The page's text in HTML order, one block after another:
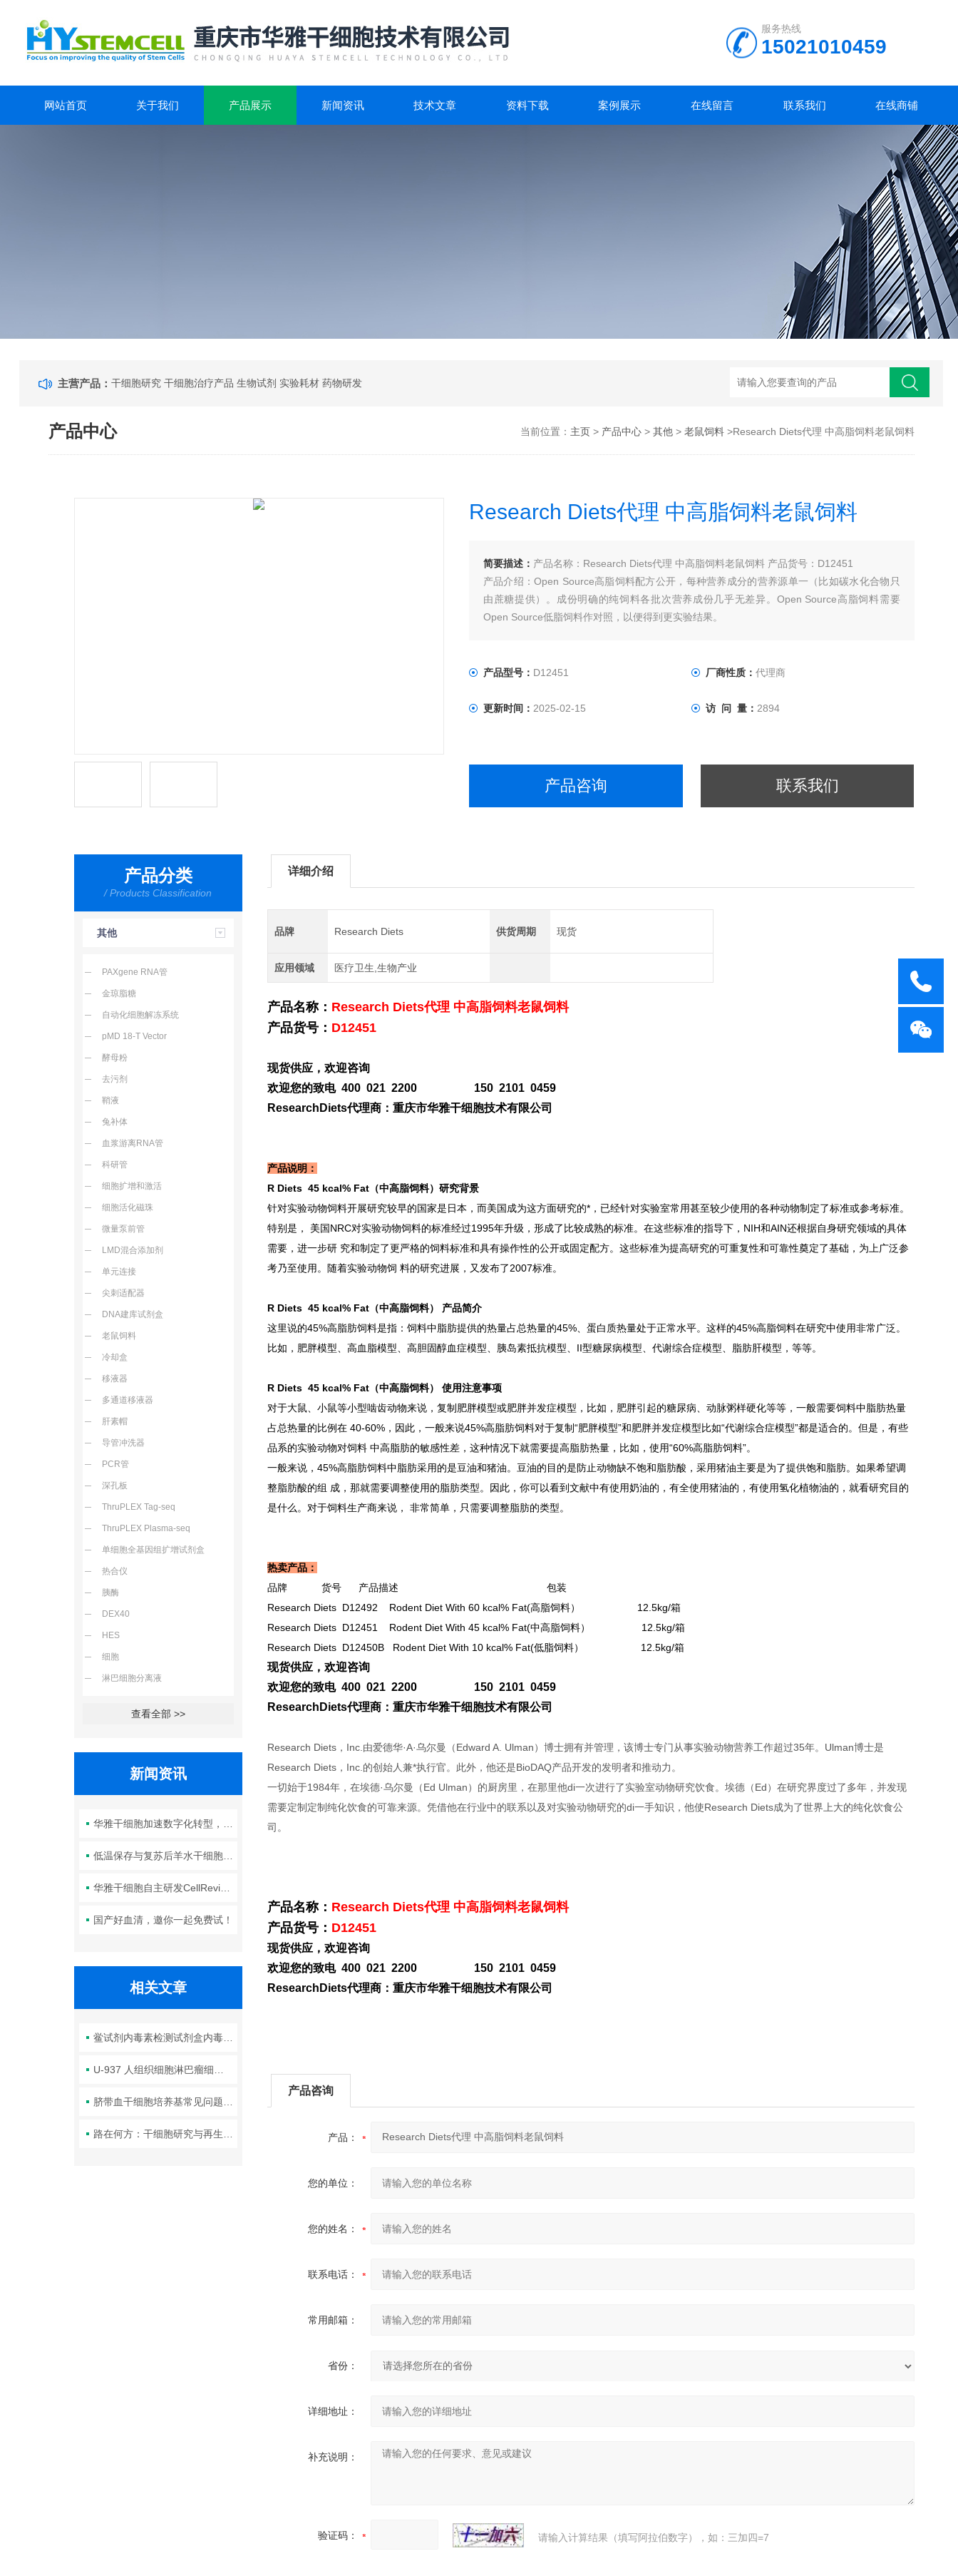
服务热线
15021010459
网站首页 关于我们 产品展示 新闻资讯 技术文章 资料下载 案例展示 在线留言 联系我们 在线商铺
主营产品：干细胞研究 干细胞治疗产品 生物试剂 实验耗材 药物研发
产品中心 当前位置： 主页> 产品中心> 其他> 老鼠饲料>Research Diets代理 中高脂饲料老鼠饲料
Research Diets代理 中高脂饲料老鼠饲料
简要描述： 产品名称：Research Diets代理 中高脂饲料老鼠饲料 产品货号：D12451
产品介绍：Open Source高脂饲料配方公开，每种营养成分的营养源单一（比如碳水化合物只
由蔗糖提供）。成份明确的纯饲料各批次营养成份几乎无差异。Open Source高脂饲料需要
Open Source低脂饲料作对照，以便得到更实验结果。
产品型号： D12451 厂商性质：代理商
更新时间： 2025-02-15 访 问 量： 2894
产品咨询 联系我们
产品分类
/ Products Classification
其他
PAXgene RNA管
金琼脂糖
自动化细胞解冻系统
pMD 18-T Vector
酵母粉
去污剂
鞘液
兔补体
血浆游离RNA管
科研管
细胞扩增和激活
细胞活化磁珠
微量泵前管
LMD混合添加剂
单元连接
尖刺适配器
DNA建库试剂盒
老鼠饲料
冷却盒
移液器
多通道移液器
肝素帽
导管冲洗器
PCR管
深孔板
ThruPLEX Tag-seq
ThruPLEX Plasma-seq
单细胞全基因组扩增试剂盒
热合仪
胰酶
DEX40
HES
细胞
淋巴细胞分离液
查看全部 >>
新闻资讯
国产好血清，邀你一起免费试！
相关文章
详细介绍
品牌 Research Diets 供货周期 现货
应用领域 医疗卫生,生物产业
产品名称： Research Diets代理 中高脂饲料老鼠饲料
产品货号： D12451
现货供应，欢迎咨询
欢迎您的致电 400 021 2200 150 2101 0459
ResearchDiets代理商：重庆市华雅干细胞技术有限公司
产品说明：
R Diets 45 kcal% Fat （中高脂饲料）研究背景
针对实验动物饲料开展研究较早的国家是日本，而美国成为这方面研究的*，已经针对实验室常用甚至较少使用的各种动物制定了标准或参考标准。
特别是， 美国NRC对实验动物饲料的标准经过1995年升级，形成了比较成熟的标准。在这些标准的指导下，NIH和AIN还根据自身研究领域的具体
需要，进一步研 究和制定了更严格的饲料标准和具有操作性的公开或固定配方。这些标准为提高研究的可重复性和可靠性奠定了基础，为上广泛参
考乃至使用。随着实验动物饲 料的研究进展，又发布了2007标准。
R Diets 45 kcal% Fat （中高脂饲料） 产品简介
这里说的45%高脂肪饲料是指：饲料中脂肪提供的热量占总热量的45%、蛋白质热量处于正常水平。这样的45%高脂饲料在研究中使用非常广泛。
比如，肥胖模型、高血脂模型、高胆固醇血症模型、胰岛素抵抗模型、II型糖尿病模型、代谢综合症模型、脂肪肝模型，等等。
R Diets 45 kcal% Fat （中高脂饲料） 使用注意事项
对于大鼠、小鼠等小型啮齿动物来说，复制肥胖模型或肥胖并发症模型，比如，肥胖引起的糖尿病、动脉粥样硬化等等，一般需要饲料中脂肪热量
占总热量的比例在 40-60%，因此，一般来说45%高脂肪饲料对于复制“肥胖模型”和肥胖并发症模型比如“代谢综合症模型”都是适合的。但是，有些
品系的实验动物对饲料 中高脂肪的敏感性差，这种情况下就需要提高脂肪热量，比如，使用“60%高脂肪饲料”。
一般来说，45%高脂肪饲料中脂肪采用的是豆油和猪油。豆油的目的是防止动物缺不饱和脂肪酸，采用猪油主要是为了提供饱和脂肪。如果希望调
整脂肪酸的组 成，那就需要调整使用的脂肪类型。因此，你可以看到文献中有使用奶油的，有全使用猪油的，有使用氢化植物油的，就看研究目的
是什么。对于饲料生产商来说， 非常简单，只需要调整脂肪的类型。
热卖产品：
品牌 货号 产品描述 包装
Research Diets D12492 Rodent Diet With 60 kcal% Fat(高脂饲料） 12.5kg/箱
Research Diets D12451 Rodent Diet With 45 kcal% Fat(中高脂饲料） 12.5kg/箱
Research Diets D12450B Rodent Diet With 10 kcal% Fat(低脂饲料） 12.5kg/箱
现货供应，欢迎咨询
欢迎您的致电 400 021 2200 150 2101 0459
ResearchDiets代理商：重庆市华雅干细胞技术有限公司
Research Diets，Inc.由爱德华·A·乌尔曼（Edward A. Ulman）博士拥有并管理，该博士专门从事实验动物营养工作超过35年。Ulman博士是
Research Diets，Inc.的创始人兼*执行官。此外，他还是BioDAQ产品开发的发明者和推动力。
一切始于1984年，在埃德·乌尔曼（Ed Ulman）的厨房里，在那里他di一次进行了实验室动物研究饮食。埃德（Ed）在研究界度过了多年，并发现
需要定制定制纯化饮食的可靠来源。凭借他在行业中的联系以及对实验动物研究的di一手知识，他使Research Diets成为了世界上大的纯化饮食公
司。
产品名称： Research Diets代理 中高脂饲料老鼠饲料
产品货号： D12451
现货供应，欢迎咨询
欢迎您的致电 400 021 2200 150 2101 0459
ResearchDiets代理商：重庆市华雅干细胞技术有限公司
产品咨询
产品：
您的单位：
您的姓名：
联系电话：
常用邮箱：
省份：
详细地址：
补充说明：
验证码： 请输入计算结果（填写阿拉伯数字），如：三加四=7